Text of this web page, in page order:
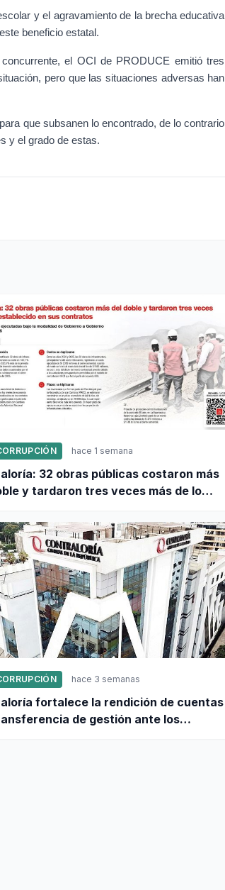
y el agravamiento de la brecha educativa
beneficio estatal.
el OCI de PRODUCE emitió tres
pero que las situaciones adversas han
que subsanen lo encontrado, de lo contrario
y el grado de estas.
hace 1 semana
32 obras públicas costaron más
y tardaron tres veces más de lo
hace 3 semanas
fortalece la rendición de cuentas
de gestión ante los